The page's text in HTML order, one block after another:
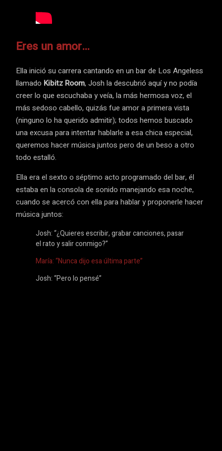
Eres un amor…
Ella inició su carrera cantando en un bar de Los Angeless
llamado Kibitz Room, Josh la descubrió aquí y no podía
creer lo que escuchaba y veía, la más hermosa voz, el
más sedoso cabello, quizás fue amor a primera vista
(ninguno lo ha querido admitir); todos hemos buscado
una excusa para intentar hablarle a esa chica especial,
queremos hacer música juntos pero de un beso a otro
todo estalló.
Ella era el sexto o séptimo acto programado del bar, él
estaba en la consola de sonido manejando esa noche,
cuando se acercó con ella para hablar y proponerle hacer
música juntos:
Josh: “¿Quieres escribir, grabar canciones, pasar
el rato y salir conmigo?”
María: “Nunca dijo esa última parte”
Josh: “Pero lo pensé”